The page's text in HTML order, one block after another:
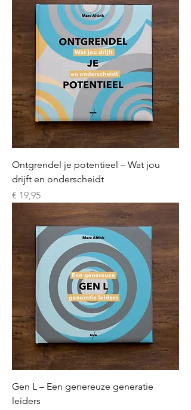
Ontgrendel je potentieel – Wat jou
drijft en onderscheidt
Prijs
€ 19,95
Gen L – Een genereuze generatie
leiders